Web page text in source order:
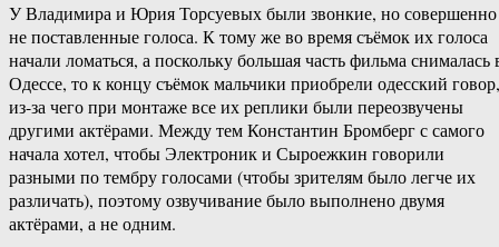
У Владимира и Юрия Торсуевых были звонкие, но совершенно
не поставленные голоса. К тому же во время съёмок их голоса
начали ломаться, а поскольку большая часть фильма снималась
Одессе, то к концу съёмок мальчики приобрели одесский говор,
из-за чего при монтаже все их реплики были переозвучены
другими актёрами. Между тем Константин Бромберг с самого
начала хотел, чтобы Электроник и Сыроежкин говорили
разными по тембру голосами (чтобы зрителям было легче их
различать), поэтому озвучивание было выполнено двумя
актёрами, а не одним.